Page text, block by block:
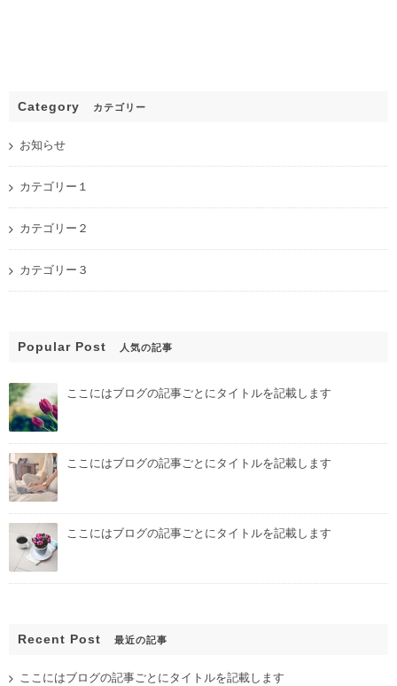
Category カテゴリー
お知らせ
カテゴリー１
カテゴリー２
カテゴリー３
Popular Post 人気の記事
ここにはブログの記事ごとにタイトルを記載します
ここにはブログの記事ごとにタイトルを記載します
ここにはブログの記事ごとにタイトルを記載します
Recent Post 最近の記事
ここにはブログの記事ごとにタイトルを記載します